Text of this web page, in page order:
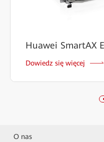
Huawei SmartAX
Dowiedz się więcej
O nas